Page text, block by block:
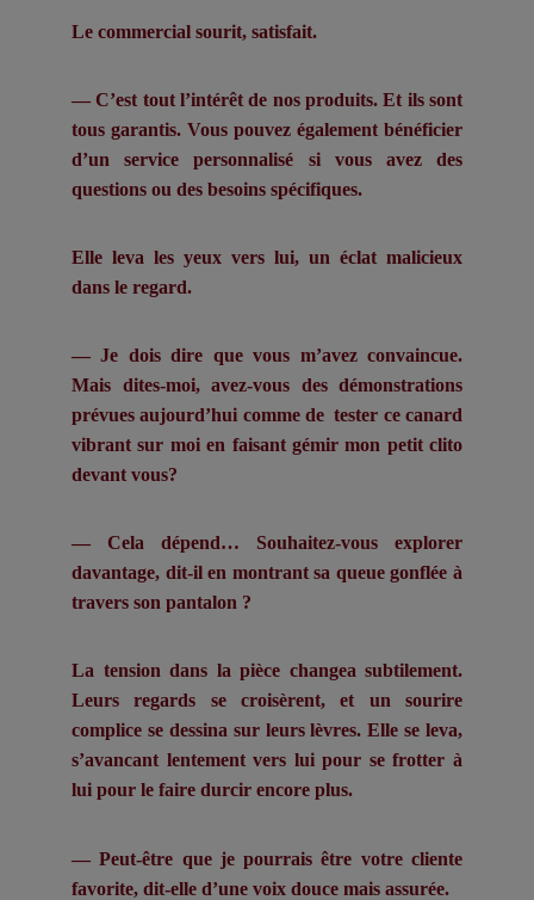
Le commercial sourit, satisfait.
— C’est tout l’intérêt de nos produits. Et ils sont
tous garantis. Vous pouvez également bénéficier
d’un service personnalisé si vous avez des
questions ou des besoins spécifiques.
Elle leva les yeux vers lui, un éclat malicieux
dans le regard.
— Je dois dire que vous m’avez convaincue.
Mais dites-moi, avez-vous des démonstrations
prévues aujourd’hui comme de tester ce canard
vibrant sur moi en faisant gémir mon petit clito
devant vous?
— Cela dépend… Souhaitez-vous explorer
davantage, dit-il en montrant sa queue gonflée à
travers son pantalon ?
La tension dans la pièce changea subtilement.
Leurs regards se croisèrent, et un sourire
complice se dessina sur leurs lèvres. Elle se leva,
s’avancant lentement vers lui pour se frotter à
lui pour le faire durcir encore plus.
— Peut-être que je pourrais être votre cliente
favorite, dit-elle d’une voix douce mais assurée.